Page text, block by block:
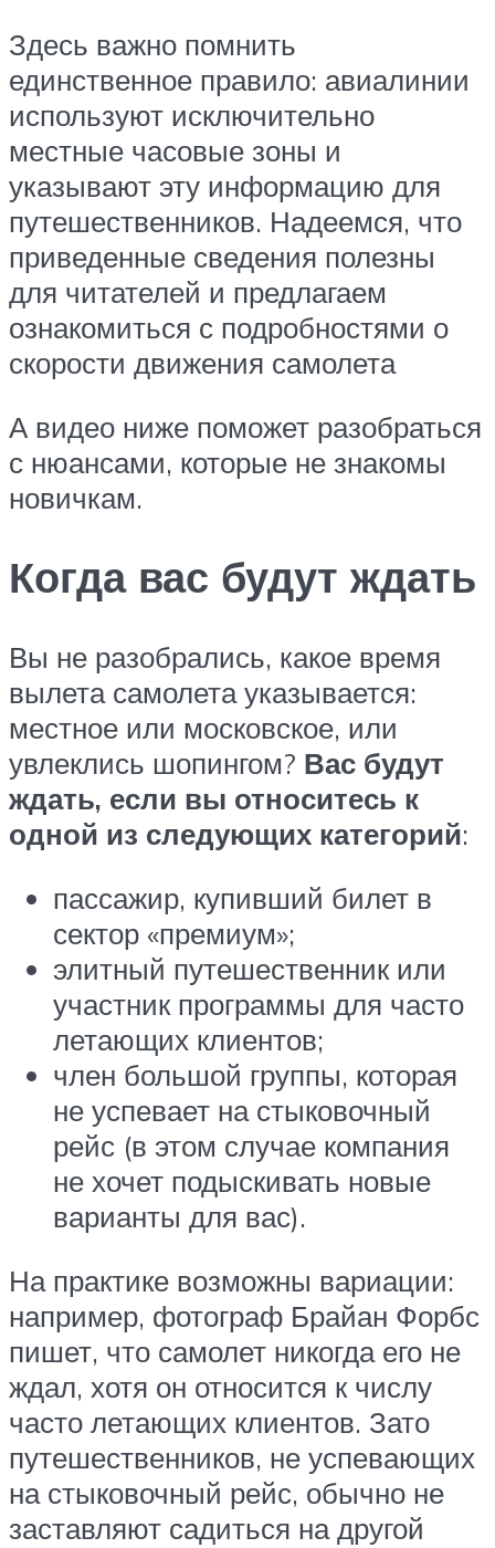
Здесь важно помнить
единственное правило: авиалинии
используют исключительно
местные часовые зоны и
указывают эту информацию для
путешественников. Надеемся, что
приведенные сведения полезны
для читателей и предлагаем
ознакомиться с подробностями о
скорости движения самолета
А видео ниже поможет разобраться
с нюансами, которые не знакомы
новичкам.
Когда вас будут ждать
Вы не разобрались, какое время
вылета самолета указывается:
местное или московское, или
увлеклись шопингом? Вас будут
ждать, если вы относитесь к
одной из следующих категорий:
пассажир, купивший билет в
сектор «премиум»;
элитный путешественник или
участник программы для часто
летающих клиентов;
член большой группы, которая
не успевает на стыковочный
рейс (в этом случае компания
не хочет подыскивать новые
варианты для вас).
На практике возможны вариации:
например, фотограф Брайан Форбс
пишет, что самолет никогда его не
ждал, хотя он относится к числу
часто летающих клиентов. Зато
путешественников, не успевающих
на стыковочный рейс, обычно не
заставляют садиться на другой